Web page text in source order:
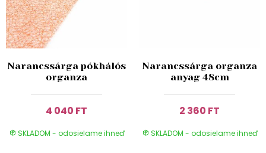
Narancssárga pókhálós
organza
4 040 FT
SKLADOM - odosielame ihneď
Narancssárga organza
anyag 48cm
2 360 FT
SKLADOM - odosielame ihneď